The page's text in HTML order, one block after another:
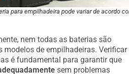
para empilhadeira pode variar de acordo
nem todas as baterias são
de empilhadeiras. Verificar
é fundamental para garantir que
sem problemas